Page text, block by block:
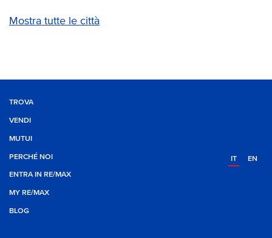
Mostra tutte le città
TROVA
VENDI
MUTUI
PERCHÉ NOI
ENTRA IN RE/MAX
MY RE/MAX
BLOG
IT EN